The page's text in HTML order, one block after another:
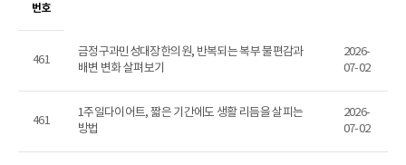
번호
461
금정구과민성대장한의원, 반복되는 복부 불편감과
배변 변화 살펴보기
2026-
07-02
461
1주일다이어트, 짧은 기간에도 생활 리듬을 살피는
방법
2026-
07-02